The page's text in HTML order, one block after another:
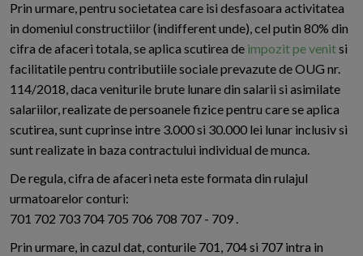
Prin urmare, pentru societatea care isi desfasoara activitatea
in domeniul constructiilor (indifferent unde), cel putin 80% din
cifra de afaceri totala, se aplica scutirea de impozit pe venitsi
facilitatile pentru contributiile sociale prevazute de OUG nr.
114/2018, daca veniturile brute lunare din salarii si asimilate
salariilor, realizate de persoanele fizice pentru care se aplica
scutirea, sunt cuprinse intre 3.000 si 30.000 lei lunar inclusiv si
sunt realizate in baza contractului individual de munca.
De regula, cifra de afaceri neta este formata din rulajul
urmatoarelor conturi:
701 702 703 704 705 706 708 707 - 709 .
Prin urmare, in cazul dat, conturile 701, 704 si 707 intra in